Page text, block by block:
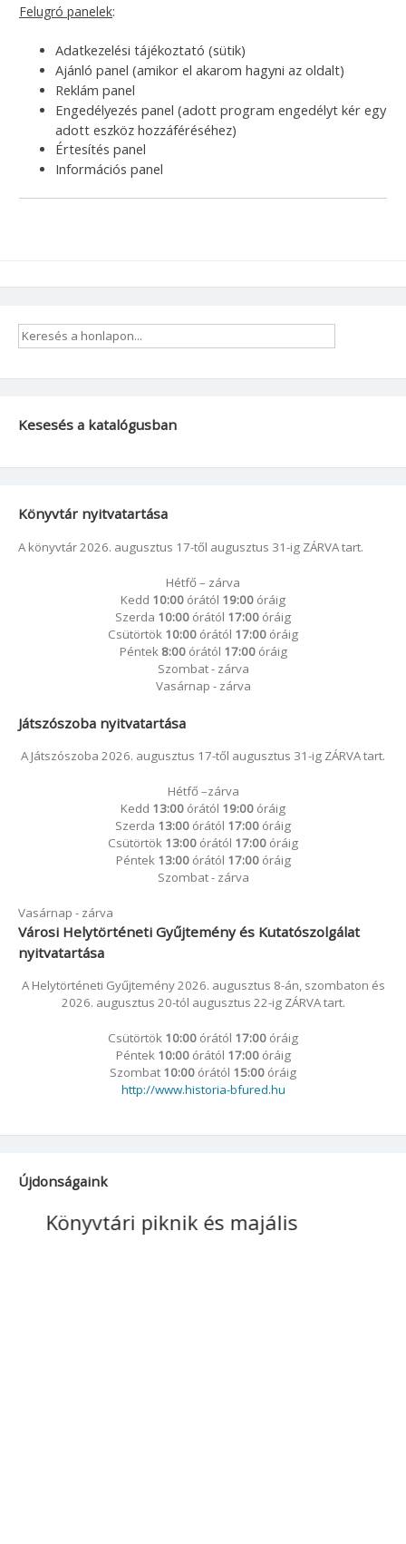
Felugró panelek:
Adatkezelési tájékoztató (sütik)
Ajánló panel (amikor el akarom hagyni az oldalt)
Reklám panel
Engedélyezés panel (adott program engedélyt kér egy
adott eszköz hozzáféréséhez)
Értesítés panel
Információs panel
Kesesés a katalógusban
Könyvtár nyitvatartása
A könyvtár 2026. augusztus 17-től augusztus 31-ig ZÁRVA tart.
Hétfő – zárva
Kedd 10:00 órától 19:00 óráig
Szerda 10:00 órától 17:00 óráig
Csütörtök 10:00 órától 17:00 óráig
Péntek 8:00órától 17:00óráig
Szombat - zárva
Vasárnap - zárva
Játszószoba nyitvatartása
A Játszószoba 2026. augusztus 17-től augusztus 31-ig ZÁRVA tart.
Hétfő –zárva
Kedd 13:00 órától 19:00 óráig
Szerda 13:00 órától 17:00 óráig
Csütörtök 13:00 órától 17:00 óráig
Péntek 13:00órától 17:00óráig
Szombat - zárva
Vasárnap - zárva
Városi Helytörténeti Gyűjtemény és Kutatószolgálat
nyitvatartása
A Helytörténeti Gyűjtemény 2026. augusztus 8-án, szombaton és
2026. augusztus 20-tól augusztus 22-ig ZÁRVA tart.
Csütörtök 10:00 órától 17:00 óráig
Péntek 10:00órától 17:00óráig
Szombat 10:00 órától 15:00 óráig
http://www.historia-bfured.hu
Újdonságaink
Könyvtári piknik és majális